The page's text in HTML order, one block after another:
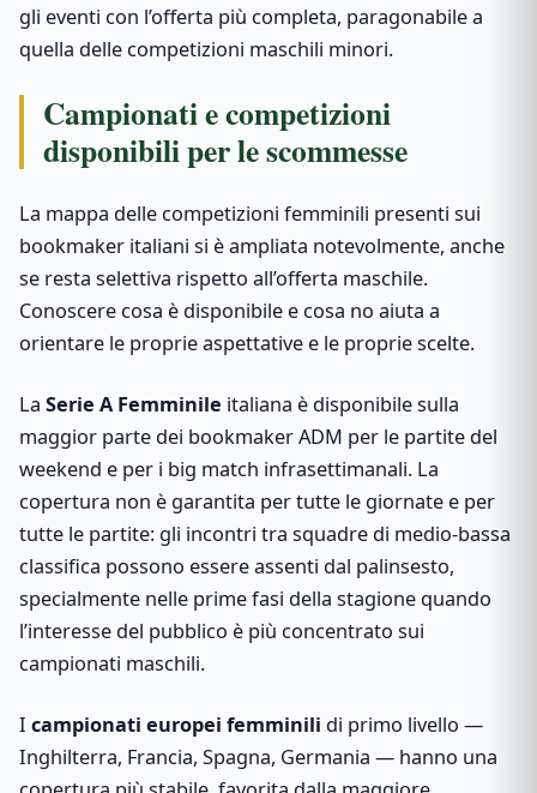
gli eventi con l’offerta più completa, paragonabile a
quella delle competizioni maschili minori.
Campionati e competizioni
disponibili per le scommesse
La mappa delle competizioni femminili presenti sui
bookmaker italiani si è ampliata notevolmente, anche
se resta selettiva rispetto all’offerta maschile.
Conoscere cosa è disponibile e cosa no aiuta a
orientare le proprie aspettative e le proprie scelte.
La Serie A Femminile italiana è disponibile sulla
maggior parte dei bookmaker ADM per le partite del
weekend e per i big match infrasettimanali. La
copertura non è garantita per tutte le giornate e per
tutte le partite: gli incontri tra squadre di medio-bassa
classifica possono essere assenti dal palinsesto,
specialmente nelle prime fasi della stagione quando
l’interesse del pubblico è più concentrato sui
campionati maschili.
I campionati europei femminili di primo livello —
Inghilterra, Francia, Spagna, Germania — hanno una